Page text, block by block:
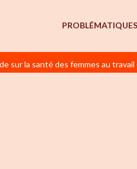
PROBLÉMATIQUES
sur la santé des femmes au travail